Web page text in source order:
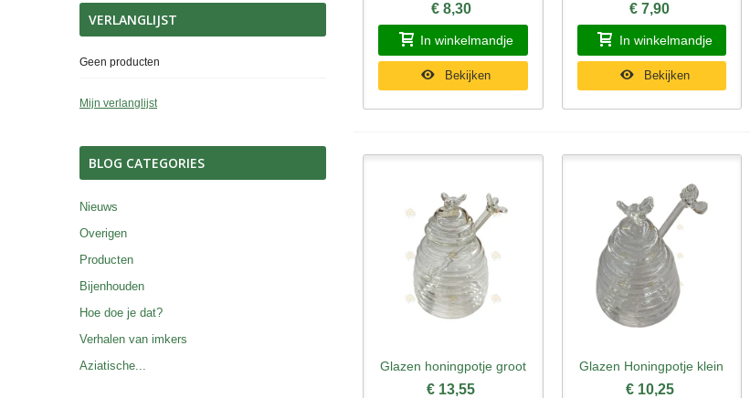
VERLANGLIJST
Geen producten
Mijn verlanglijst
BLOG CATEGORIES
Nieuws
Overigen
Producten
Bijenhouden
Hoe doe je dat?
Verhalen van imkers
Aziatische...
€ 8,30
In winkelmandje
Bekijken
€ 7,90
In winkelmandje
Bekijken
Snel bekijken
Glazen honingpotje groot
€ 13,55
Snel bekijken
Glazen Honingpotje klein
€ 10,25